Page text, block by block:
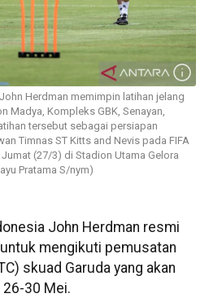
Herdman memimpin latihan jelang
Madya, Kompleks GBK, Senayan,
tersebut sebagai persiapan
Timnas ST Kitts and Nevis pada FIFA
(27/3) di Stadion Utama Gelora
Pratama S/nym)
John Herdman resmi
mengikuti pemusatan
skuad Garuda yang akan
30 Mei.